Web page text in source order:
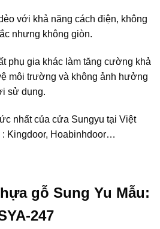
với khả năng cách điện, không
nhưng không giòn.
phụ gia khác làm tăng cường khả
môi trường và không ảnh hưởng
sử dụng.
nhất của cửa Sungyu tại Việt
Kingdoor, Hoabinhdoor…
gỗ Sung Yu Mẫu:
247